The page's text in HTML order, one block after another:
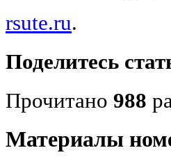
rsute.ru.
Поделитесь
Прочитано 988
Материалы